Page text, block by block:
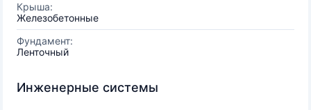
Крыша:
Железобетонные
Фундамент:
Ленточный
Инженерные системы